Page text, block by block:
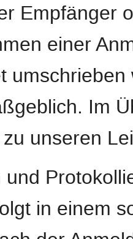
Empfänger
einer
Im
unseren
in einem